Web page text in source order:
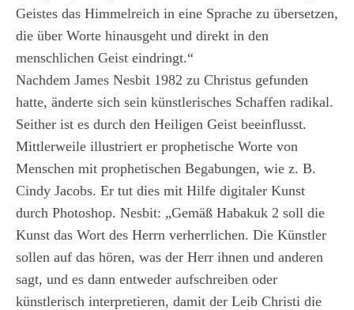
Geistes das Himmelreich in eine Sprache zu übersetzen,
die über Worte hinausgeht und direkt in den
menschlichen Geist eindringt.“
Nachdem James Nesbit 1982 zu Christus gefunden
hatte, änderte sich sein künstlerisches Schaffen radikal.
Seither ist es durch den Heiligen Geist beeinflusst.
Mittlerweile illustriert er prophetische Worte von
Menschen mit prophetischen Begabungen, wie z. B.
Cindy Jacobs. Er tut dies mit Hilfe digitaler Kunst
durch Photoshop. Nesbit: „Gemäß Habakuk 2 soll die
Kunst das Wort des Herrn verherrlichen. Die Künstler
sollen auf das hören, was der Herr ihnen und anderen
sagt, und es dann entweder aufschreiben oder
künstlerisch interpretieren, damit der Leib Christi die